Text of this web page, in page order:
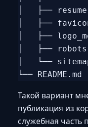
│   ├──
│   ├──
│   ├──
│   ├──
│   └──
Такой вариант
публикация из
служебная часть